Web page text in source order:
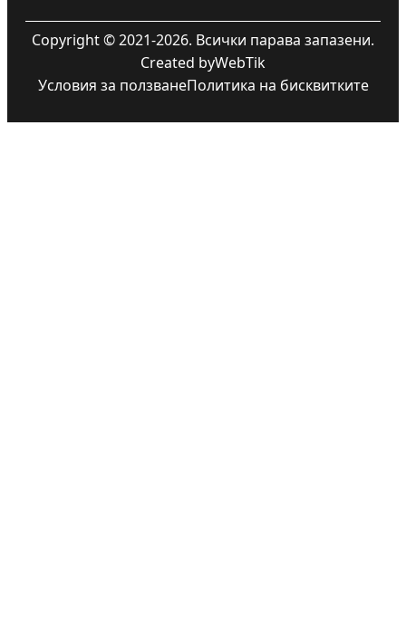
Copyright © 2021-2026. Всички парава запазени.
Created byWebTik
Условия за ползванеПолитика на бисквитките